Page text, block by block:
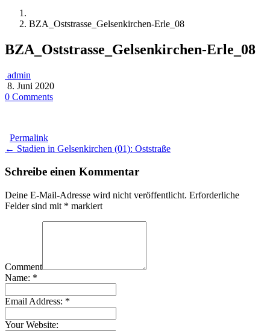
BZA_Oststrasse_Gelsenkirchen-Erle_08
BZA_Oststrasse_Gelsenkirchen-Erle_08
admin
8. Juni 2020
0 Comments
Permalink
Post
navigation
← Stadien in Gelsenkirchen (01): Oststraße
Schreibe einen Kommentar
Deine E-Mail-Adresse wird nicht veröffentlicht. Erforderliche
Felder sind mit * markiert
Comment
Name: *
Email Address: *
Your Website: